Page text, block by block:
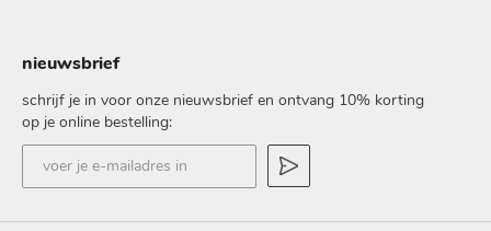
nieuwsbrief
schrijf je in voor onze nieuwsbrief en ontvang 10% korting
op je online bestelling:
voer
mailadres